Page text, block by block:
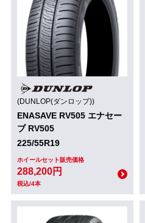
(DUNLOP(ダンロップ))
ENASAVE RV505 エナセー
ブ RV505
225/55R19
ホイールセット販売価格
288,200円
税込/4本